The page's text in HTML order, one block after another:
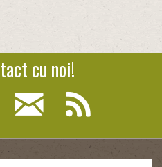
cu noi!